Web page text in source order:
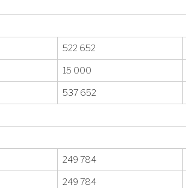
522 652
15 000
537 652
249 784
249 784